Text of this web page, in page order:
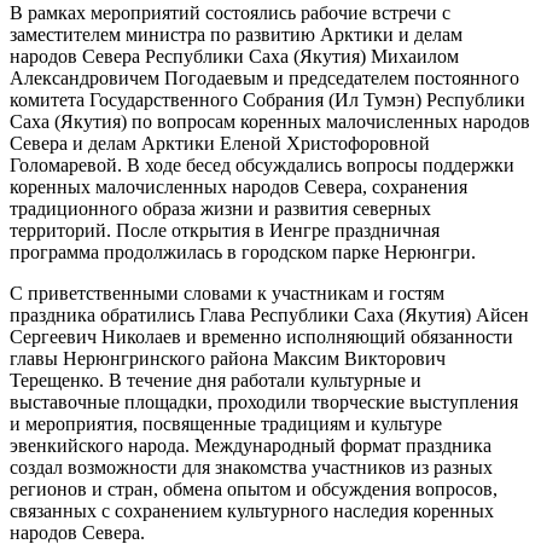
В рамках мероприятий состоялись рабочие встречи с
заместителем министра по развитию Арктики и делам
народов Севера Республики Саха (Якутия) Михаилом
Александровичем Погодаевым и председателем постоянного
комитета Государственного Собрания (Ил Тумэн) Республики
Саха (Якутия) по вопросам коренных малочисленных народов
Севера и делам Арктики Еленой Христофоровной
Голомаревой. В ходе бесед обсуждались вопросы поддержки
коренных малочисленных народов Севера, сохранения
традиционного образа жизни и развития северных
территорий. После открытия в Иенгре праздничная
программа продолжилась в городском парке Нерюнгри.
С приветственными словами к участникам и гостям
праздника обратились Глава Республики Саха (Якутия) Айсен
Сергеевич Николаев и временно исполняющий обязанности
главы Нерюнгринского района Максим Викторович
Терещенко. В течение дня работали культурные и
выставочные площадки, проходили творческие выступления
и мероприятия, посвященные традициям и культуре
эвенкийского народа. Международный формат праздника
создал возможности для знакомства участников из разных
регионов и стран, обмена опытом и обсуждения вопросов,
связанных с сохранением культурного наследия коренных
народов Севера.